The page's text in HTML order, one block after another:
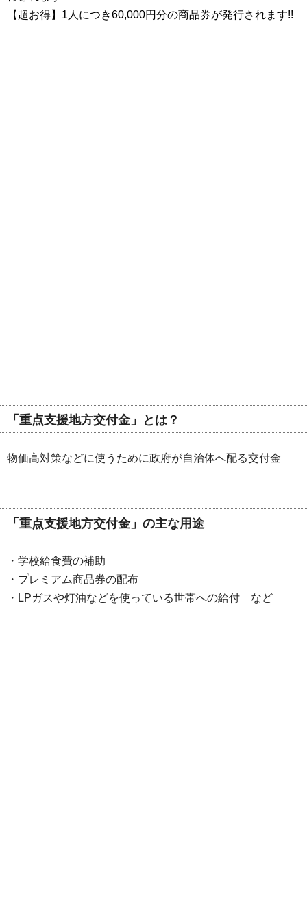
【超お得】1人につき60,000円分の商品券が発行されます!!
「重点支援地方交付金」とは？
物価高対策などに使うために政府が自治体へ配る交付金
「重点支援地方交付金」の主な用途
・学校給食費の補助
・プレミアム商品券の配布
・LPガスや灯油などを使っている世帯への給付 など